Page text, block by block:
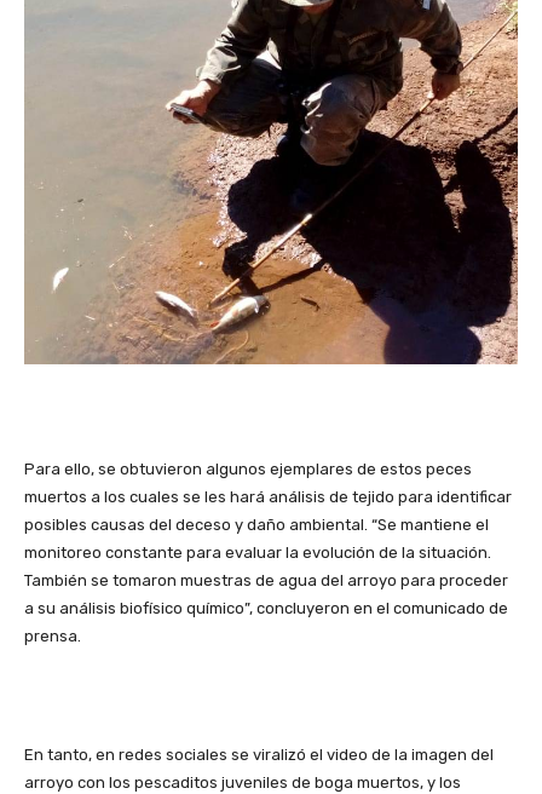
Para ello, se obtuvieron algunos ejemplares de estos peces
muertos a los cuales se les hará análisis de tejido para identificar
posibles causas del deceso y daño ambiental. “Se mantiene el
monitoreo constante para evaluar la evolución de la situación.
También se tomaron muestras de agua del arroyo para proceder
a su análisis biofísico químico”, concluyeron en el comunicado de
prensa.
En tanto, en redes sociales se viralizó el video de la imagen del
arroyo con los pescaditos juveniles de boga muertos, y los